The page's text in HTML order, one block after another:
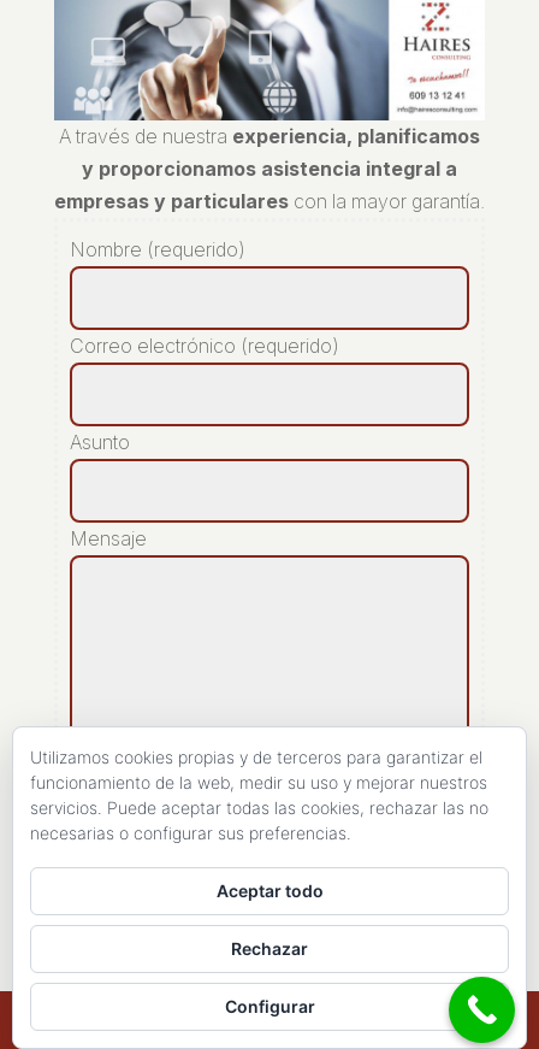
A través de nuestra experiencia, planificamos
y proporcionamos asistencia integral a
empresas y particularescon la mayor garantía.
Nombre (requerido)
Correo electrónico (requerido)
Asunto
Mensaje
[recaptcha]
Copyright 1998- 2026 - Haires Consulting. All
Rights Reserved
Utilizamos cookies propias y de terceros para garantizar el
funcionamiento de la web, medir su uso y mejorar nuestros
servicios. Puede aceptar todas las cookies, rechazar las no
necesarias o configurar sus preferencias.
Aceptar todo
Rechazar
Configurar